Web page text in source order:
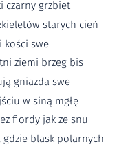
czarny grzbiet
starych cień
kości swe
ziemi brzeg bis
gniazda swe
w siną mgłę
fiordy jak ze snu
blask polarnych